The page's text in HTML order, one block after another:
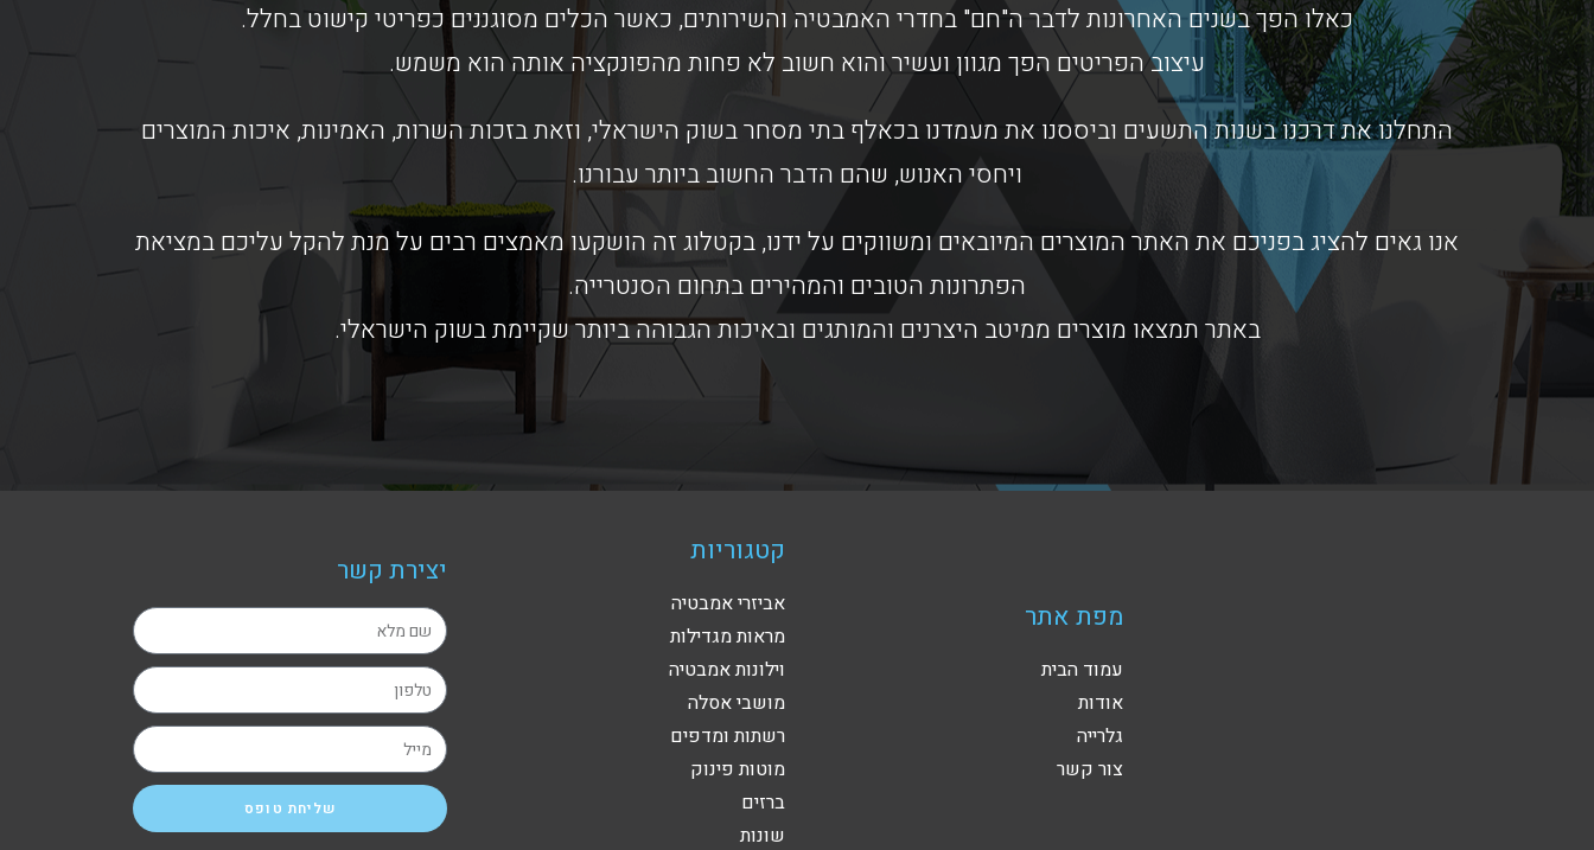
כאלו הפך בשנים האחרונות לדבר ה"חם" בחדרי האמבטיה והשירותים, כאשר הכלים מסוגננים כפריטי קישוט בחלל.
עיצוב הפריטים הפך מגוון ועשיר והוא חשוב לא פחות מהפונקציה אותה הוא משמש.
התחלנו את דרכנו בשנות התשעים וביססנו את מעמדנו בכאלף בתי מסחר בשוק הישראלי, וזאת בזכות השרות, האמינות, איכות המוצרים
ויחסי האנוש, שהם הדבר החשוב ביותר עבורנו.
אנו גאים להציג בפניכם את האתר המוצרים המיובאים ומשווקים על ידנו, בקטלוג זה הושקעו מאמצים רבים על מנת להקל עליכם במציאת
הפתרונות הטובים והמהירים בתחום הסנטרייה.
באתר תמצאו מוצרים ממיטב היצרנים והמותגים ובאיכות הגבוהה ביותר שקיימת בשוק הישראלי.
מפת אתר
עמוד הבית
אודות
גלרייה
צור קשר
קטגוריות
אביזרי אמבטיה
מראות מגדילות
וילונות אמבטיה
מושבי אסלה
רשתות ומדפים
מוטות פינוק
ברזים
שונות
יצירת קשר
שליחת טופס